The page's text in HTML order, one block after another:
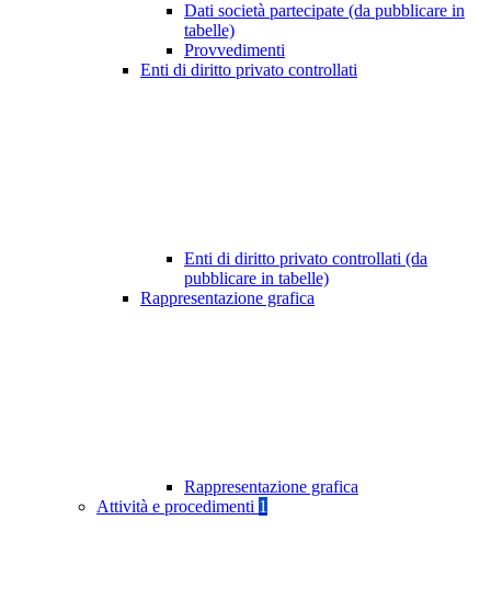
Dati società partecipate (da pubblicare in
tabelle)
Provvedimenti
Enti di diritto privato controllati
Enti di diritto privato controllati (da
pubblicare in tabelle)
Rappresentazione grafica
Rappresentazione grafica
Attività e procedimenti 1